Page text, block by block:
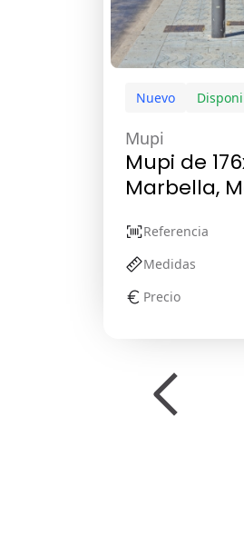
Nuevo
Mupi
Mupi de
Marbella,
Referencia
Medidas
Precio